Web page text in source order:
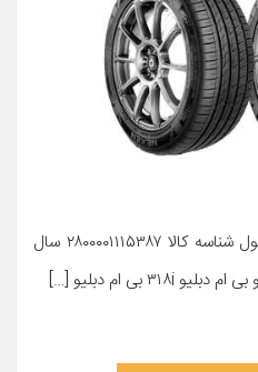
معرفی محصول جزئیات محصول شناسه کالا ۲۸۰۰۰۰۱۱۱۵۳۸۷ سال